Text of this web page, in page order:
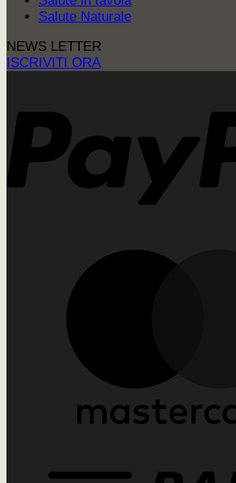
Salute Naturale
NEWS LETTER
ISCRIVITI ORA